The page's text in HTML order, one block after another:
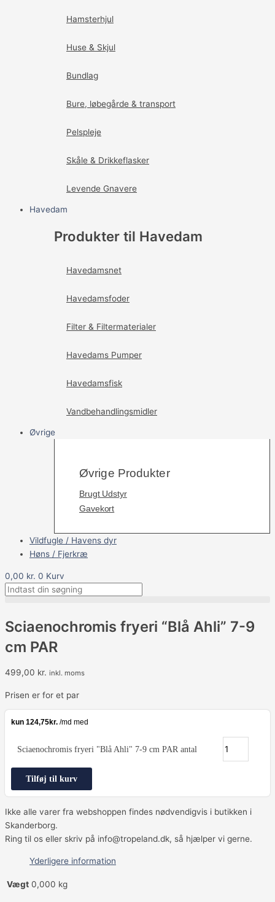
Hamsterhjul
Huse & Skjul
Bundlag
Bure, løbegårde & transport
Pelspleje
Skåle & Drikkeflasker
Levende Gnavere
Havedam
Produkter til Havedam
Havedamsnet
Havedamsfoder
Filter & Filtermaterialer
Havedams Pumper
Havedamsfisk
Vandbehandlingsmidler
Øvrige
Øvrige Produkter
Brugt Udstyr
Gavekort
Vildfugle / Havens dyr
Høns / Fjerkræ
0,00 kr. 0 Kurv
Sciaenochromis fryeri “Blå Ahli” 7-9
cm PAR
499,00 kr. inkl. moms
Prisen er for et par
Sciaenochromis fryeri "Blå Ahli" 7-9 cm PAR antal
Tilføj til kurv
Ikke alle varer fra webshoppen findes nødvendigvis i butikken i
Skanderborg.
Ring til os eller skriv på info@tropeland.dk, så hjælper vi gerne.
Yderligere information
Vægt 0,000 kg